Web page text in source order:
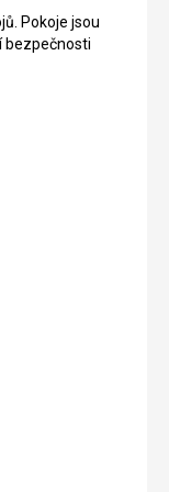
Pokoje jsou
bezpečnosti